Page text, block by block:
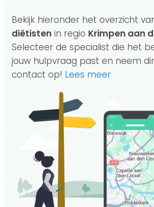
Bekijk hieronder het overzicht
diëtisten in regio Krimpen aan
Selecteer de specialist die het
jouw hulpvraag past en neem
contact op! Lees meer